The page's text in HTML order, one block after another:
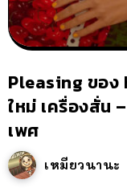
Pleasing ของ
ใหม่ เครื่องสั่น
เพศ
เหมียวนานะ